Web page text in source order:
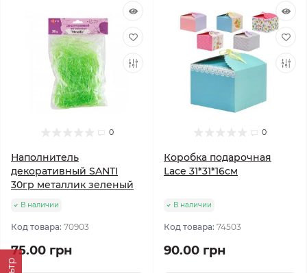
0
Наполнитель
декоративный SANTI
30гр металлик зеленый
В наличии
Код товара: 70903
75.00 грн
0
Коробка подарочная
Lace 31*31*16см
В наличии
Код товара: 74503
90.00 грн